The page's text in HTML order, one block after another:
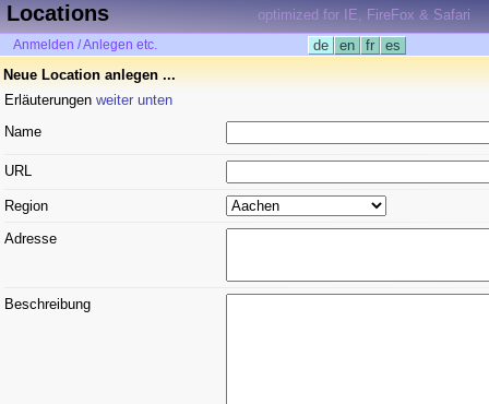
Locations optimized for IE, FireFox & Safari
Anmelden / Anlegen etc. de en fr
es
Neue Location anlegen ...
Erläuterungen weiter unten
Name
URL
Region
Adresse
Beschreibung